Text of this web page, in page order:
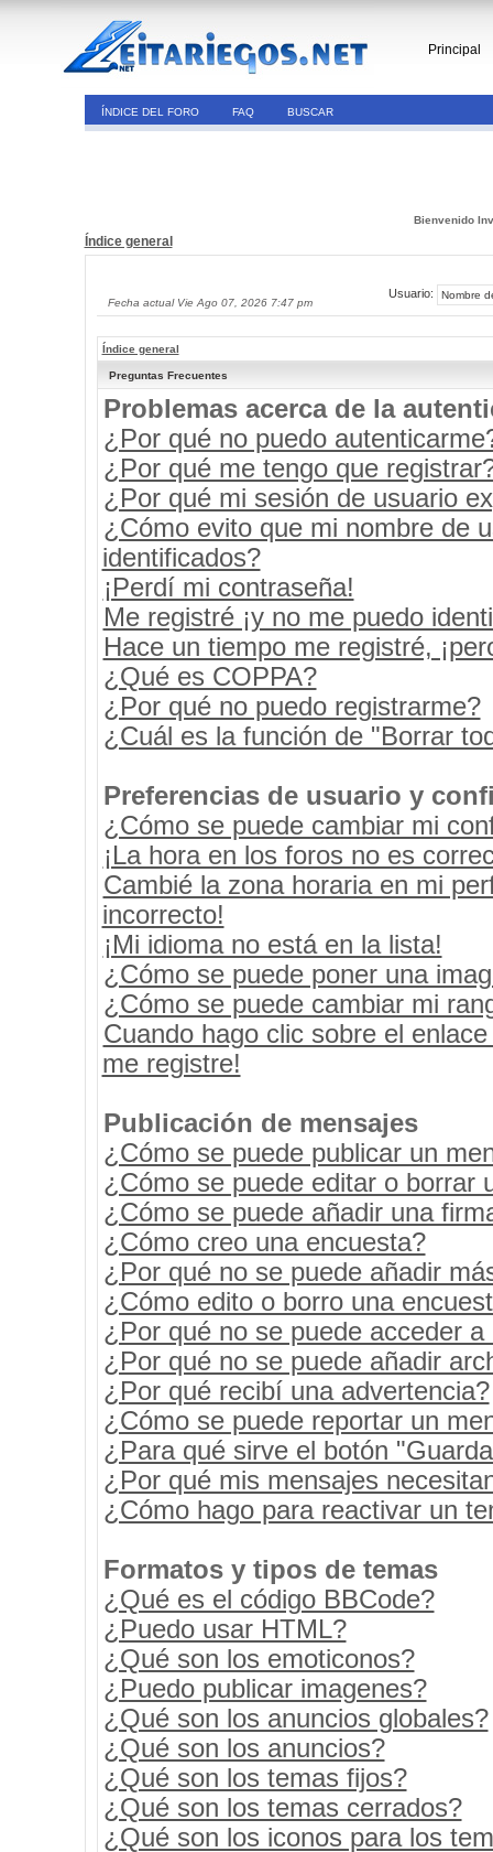
Principal
ÍNDICE DEL FORO FAQ BUSCAR
Bienvenido
Índice general
Fecha actual Vie Ago 07, 2026 7:47 pm
Usuario:
Índice general
Preguntas Frecuentes
Problemas acerca de la
¿Por qué no puedo
¿Por qué me tengo que
¿Por qué mi sesión de usuario
¿Cómo evito que mi nombre de
identificados?
¡Perdí mi contraseña!
Me registré ¡y no me puedo
Hace un tiempo me registré,
¿Qué es COPPA?
¿Por qué no puedo registrarme?
¿Cuál es la función de "Borrar
Preferencias de usuario y
¿Cómo se puede cambiar mi
¡La hora en los foros no es
Cambié la zona horaria en mi
incorrecto!
¡Mi idioma no está en la lista!
¿Cómo se puede poner una
¿Cómo se puede cambiar mi
Cuando hago clic sobre el
me registre!
Publicación de mensajes
¿Cómo se puede publicar un
¿Cómo se puede editar o borrar
¿Cómo se puede añadir una
¿Cómo creo una encuesta?
¿Por qué no se puede añadir
¿Cómo edito o borro una
¿Por qué no se puede acceder a
¿Por qué no se puede añadir
¿Por qué recibí una advertencia?
¿Cómo se puede reportar un
¿Para qué sirve el botón
¿Por qué mis mensajes
¿Cómo hago para reactivar un
Formatos y tipos de temas
¿Qué es el código BBCode?
¿Puedo usar HTML?
¿Qué son los emoticonos?
¿Puedo publicar imagenes?
¿Qué son los anuncios globales?
¿Qué son los anuncios?
¿Qué son los temas fijos?
¿Qué son los temas cerrados?
¿Qué son los iconos para los